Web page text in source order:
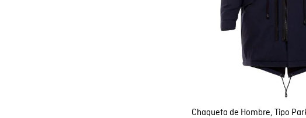
AGREGAR AL CARRITO
XXL